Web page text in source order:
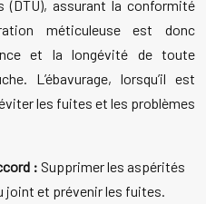
(DTU), assurant la conformité
méticuleuse est donc
et la longévité de toute
L’ébavurage, lorsqu’il est
les fuites et les problèmes
: Supprimer les aspérités
joint et prévenir les fuites.